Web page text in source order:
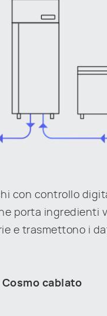
con controllo
porta ingredienti
e trasmettono i
cablato